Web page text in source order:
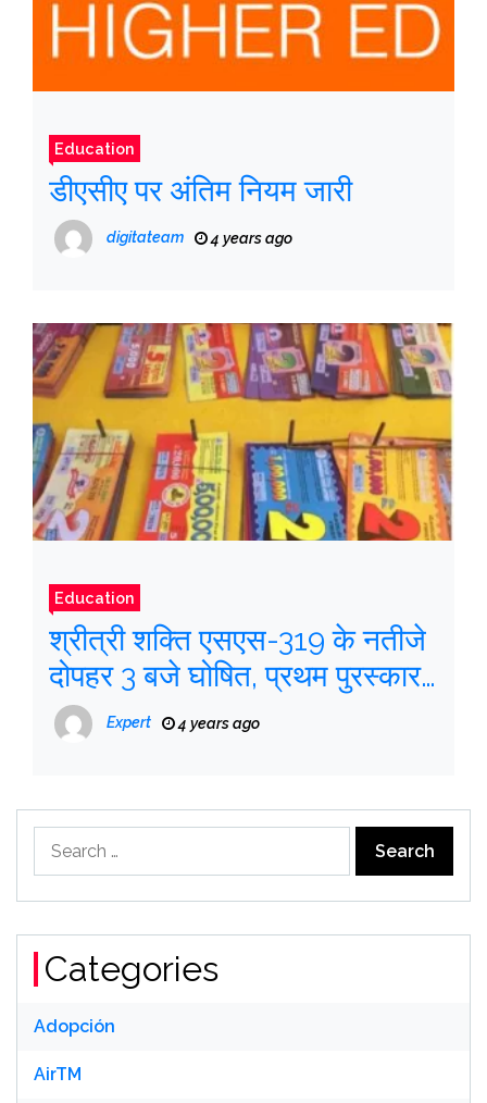
Education
डीएसीए पर अंतिम नियम जारी
digitateam 4 years ago
Education
श्रीत्री शक्ति एसएस-319 के नतीजे
दोपहर 3 बजे घोषित, प्रथम पुरस्कार
75 लाख रु
Expert 4 years ago
for:
Categories
Adopción
AirTM